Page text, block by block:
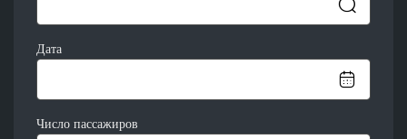
Дата
Число пассажиров